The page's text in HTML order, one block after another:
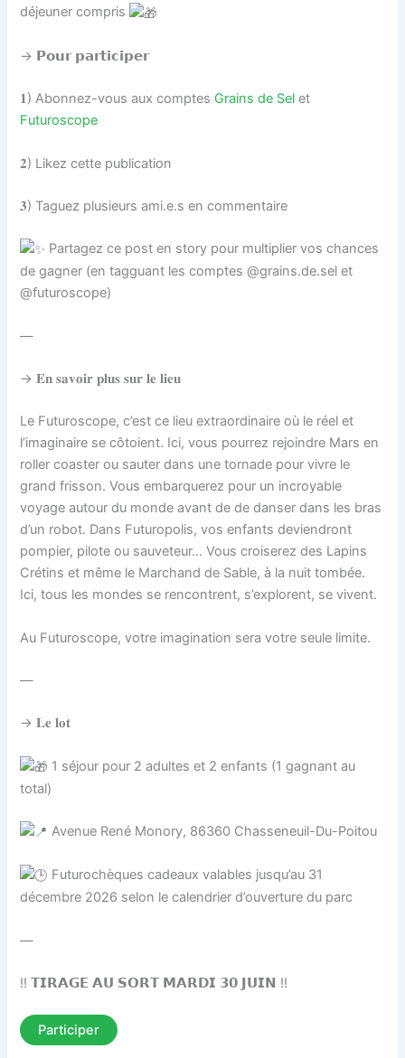
déjeuner compris
→ 𝗣𝗼𝘂𝗿 𝗽𝗮𝗿𝘁𝗶𝗰𝗶𝗽𝗲𝗿
𝟏) Abonnez-vous aux comptes Grains de Sel et
Futuroscope
𝟐) Likez cette publication
𝟑) Taguez plusieurs ami.e.s en commentaire
Partagez ce post en story pour multiplier vos chances
de gagner (en tagguant les comptes @grains.de.sel et
@futuroscope)
—
→ 𝐄𝐧 𝐬𝐚𝐯𝐨𝐢𝐫 𝐩𝐥𝐮𝐬 𝐬𝐮𝐫 𝐥𝐞 𝐥𝐢𝐞𝐮
Le Futuroscope, c’est ce lieu extraordinaire où le réel et
l’imaginaire se côtoient. Ici, vous pourrez rejoindre Mars en
roller coaster ou sauter dans une tornade pour vivre le
grand frisson. Vous embarquerez pour un incroyable
voyage autour du monde avant de de danser dans les bras
d’un robot. Dans Futuropolis, vos enfants deviendront
pompier, pilote ou sauveteur… Vous croiserez des Lapins
Crétins et même le Marchand de Sable, à la nuit tombée.
Ici, tous les mondes se rencontrent, s’explorent, se vivent.
Au Futuroscope, votre imagination sera votre seule limite.
—
→ 𝐋𝐞 𝐥𝐨𝐭
1 séjour pour 2 adultes et 2 enfants (1 gagnant au
total)
Avenue René Monory, 86360 Chasseneuil-Du-Poitou
Futurochèques cadeaux valables jusqu’au 31
décembre 2026 selon le calendrier d’ouverture du parc
—
!! 𝗧𝗜𝗥𝗔𝗚𝗘 𝗔𝗨 𝗦𝗢𝗥𝗧 𝗠𝗔𝗥𝗗𝗜 𝟯𝟬 𝗝𝗨𝗜𝗡 !!
Participer